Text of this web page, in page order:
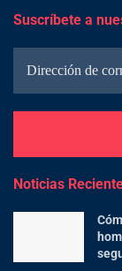
Suscríbete a
Noticias